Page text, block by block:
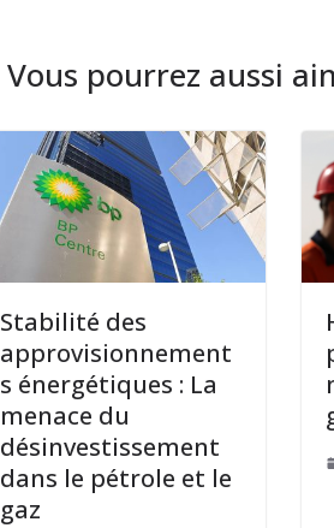
Vous pourrez aussi
Stabilité des
approvisionnement
s énergétiques : La
menace du
désinvestissement
dans le pétrole et le
gaz